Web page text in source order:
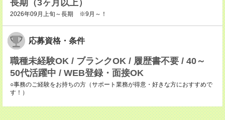
長期（3ヶ月以上）
2026年09月上旬～長期 ※9月～！
応募資格・条件
職種未経験OK / ブランクOK / 履歴書不要 / 40～
50代活躍中 / WEB登録・面接OK
○事務のご経験をお持ちの方（サポート業務が得意・好きな方におすすめで
す！）